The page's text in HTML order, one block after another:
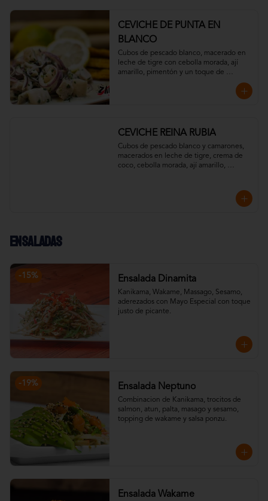
CEVICHE DE PUNTA EN
BLANCO
Cubos de pescado blanco, macerado en
leche de tigre con cebolla morada, ají
amarillo, pimentón y un toque de
CEVICHE REINA RUBIA
Cubos de pescado blanco y camarones,
macerados en leche de tigre, crema de
coco, cebolla morada, ají amarillo,
Ensaladas
-15% Ensalada Dinamita
Kanikama, Wakame, Massago, Sesamo,
aderezados con Mayo Especial con toque
justo de picante.
-19% Ensalada Neptuno
Combinacion de Kanikama, trocitos de
salmon, atun, palta, masago y sesamo,
topping de wakame y salsa ponzu.
Ensalada Wakame